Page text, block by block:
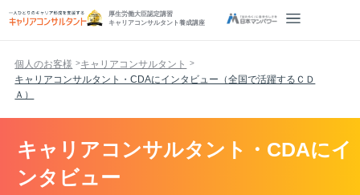
厚生労働大臣認定講習
キャリアコンサルタント養成講座
個人のお客様
キャリアコンサルタント
キャリアコンサルタント・CDAにインタビュー（全国で活躍するＣＤ
Ａ）
キャリアコンサルタント・CDAにイ
ンタビュー